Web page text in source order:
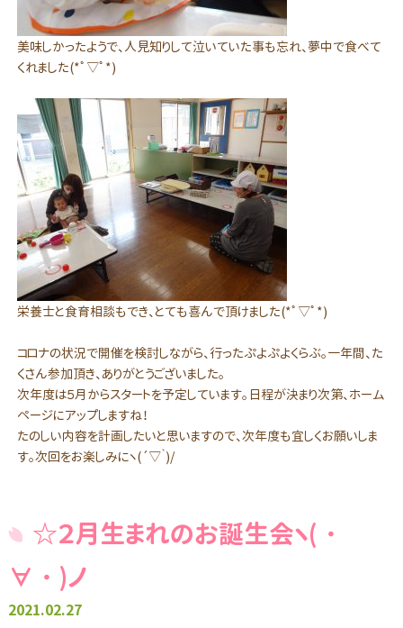
美味しかったようで、人見知りして泣いていた事も忘れ、夢中で食べて
くれました(*ﾟ▽ﾟ*)
栄養士と食育相談もでき、とても喜んで頂けました(*ﾟ▽ﾟ*)
コロナの状況で開催を検討しながら、行ったぷよぷよくらぶ。一年間、た
くさん参加頂き、ありがとうございました。
次年度は５月からスタートを予定しています。日程が決まり次第、ホーム
ページにアップしますね！
たのしい内容を計画したいと思いますので、次年度も宜しくお願いしま
す。次回をお楽しみにヽ(´▽｀)/
☆２月生まれのお誕生会ヽ(・
∀・)ノ
2021.02.27